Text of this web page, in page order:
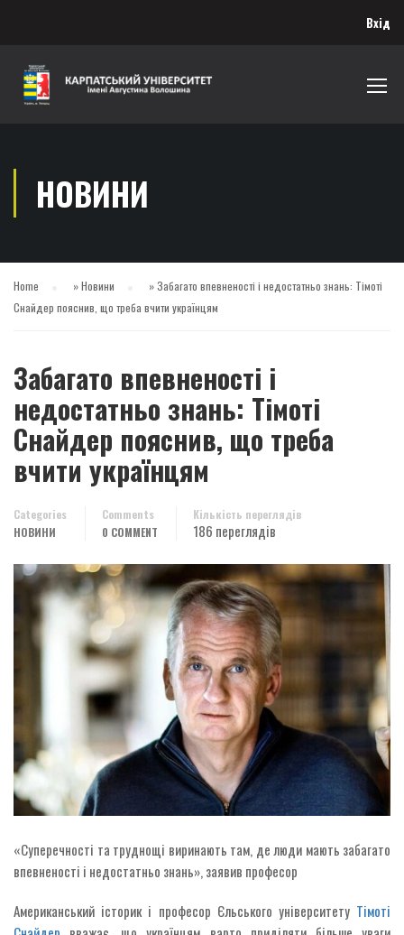
Вхід
НОВИНИ
Home »Новини »Забагато впевненості і недостатньо знань: Тімоті
Снайдер пояснив, що треба вчити українцям
Забагато впевненості і
недостатньо знань: Тімоті
Снайдер пояснив, що треба
вчити українцям
Categories
НОВИНИ
Comments
0 COMMENT
Кількість переглядів
186 переглядів
«Суперечності та труднощі виринають там, де люди мають забагато
впевненості і недостатньо знань», заявив професор
Американський історик і професор Єльського університету Тімоті